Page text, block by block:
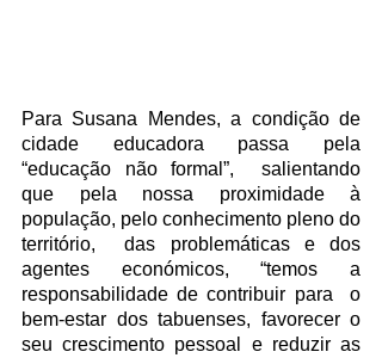
Para Susana Mendes, a condição de
cidade educadora passa pela
“educação não formal”,  salientando
que pela nossa proximidade à
população, pelo conhecimento pleno do
território,  das problemáticas e dos
agentes económicos, “temos a
responsabilidade de contribuir para  o
bem-estar dos tabuenses, favorecer o
seu crescimento pessoal e reduzir as